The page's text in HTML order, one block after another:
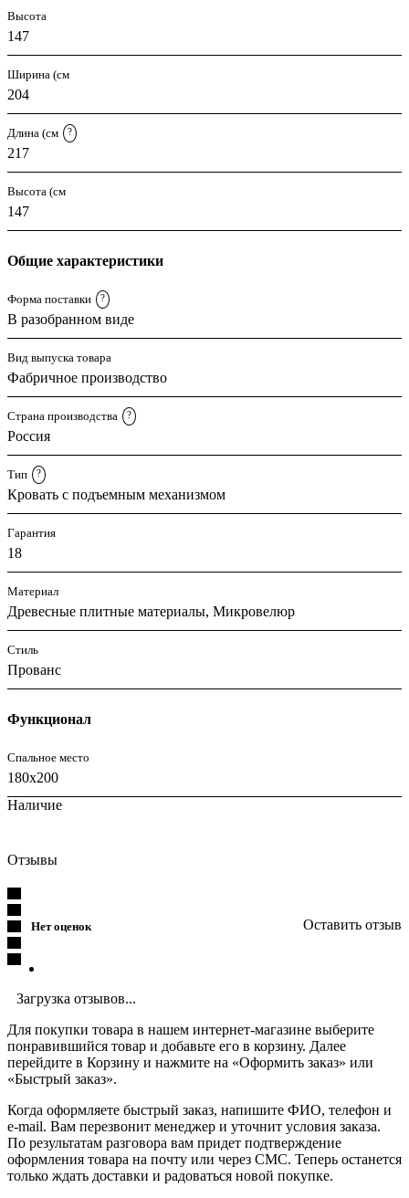
Высота
147
Ширина (см
204
Длина (см ?
217
Высота (см
147
Общие характеристики
Форма поставки ?
В разобранном виде
Вид выпуска товара
Фабричное производство
Страна производства ?
Россия
Тип ?
Кровать с подъемным механизмом
Гарантия
18
Материал
Древесные плитные материалы, Микровелюр
Стиль
Прованс
Функционал
Спальное место
180x200
Наличие
Отзывы
Нет оценок Оставить отзыв
Загрузка отзывов...
Для покупки товара в нашем интернет-магазине выберите
понравившийся товар и добавьте его в корзину. Далее
перейдите в Корзину и нажмите на «Оформить заказ» или
«Быстрый заказ».
Когда оформляете быстрый заказ, напишите ФИО, телефон и
e-mail. Вам перезвонит менеджер и уточнит условия заказа.
По результатам разговора вам придет подтверждение
оформления товара на почту или через СМС. Теперь останется
только ждать доставки и радоваться новой покупке.